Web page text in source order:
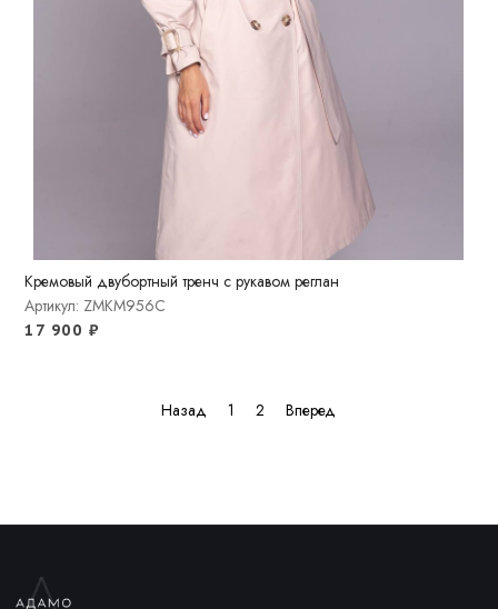
Кремовый двубортный тренч с рукавом реглан
Артикул: ZMKM956C
17 900 ₽
Назад 1 2 Вперед